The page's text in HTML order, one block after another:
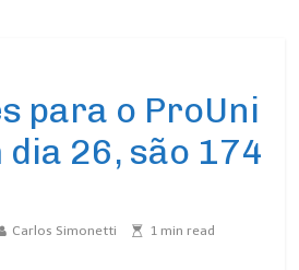
para o ProUni
26, são 174
Carlos Simonetti 1 min read